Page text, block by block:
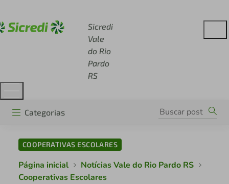
Sicredi
Vale
do Rio
Pardo
RS
Categorias
COOPERATIVAS ESCOLARES
Página inicial
Notícias Vale do Rio Pardo RS
Cooperativas Escolares